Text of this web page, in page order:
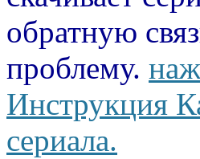
обратную
проблему.
Инструкция
сериала.